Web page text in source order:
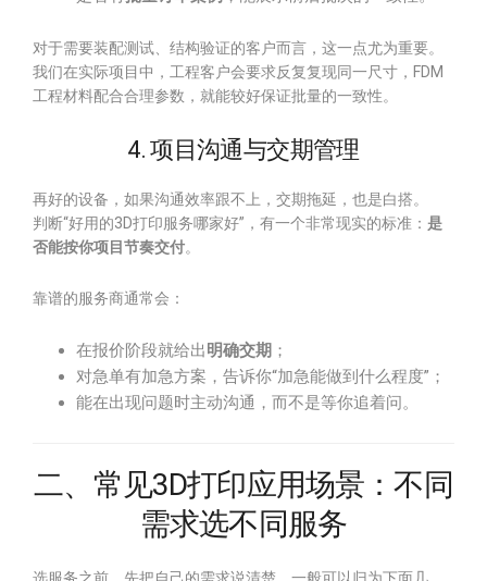
对于需要装配测试、结构验证的客户而言，这一点尤为重要。
我们在实际项目中，工程客户会要求反复复现同一尺寸，FDM
工程材料配合合理参数，就能较好保证批量的一致性。
4. 项目沟通与交期管理
再好的设备，如果沟通效率跟不上，交期拖延，也是白搭。
判断“好用的3D打印服务哪家好”，有一个非常现实的标准： 是
否能按你项目节奏交付。
靠谱的服务商通常会：
在报价阶段就给出明确交期 ；
对急单有加急方案，告诉你“加急能做到什么程度”；
能在出现问题时主动沟通，而不是等你追着问。
二、常见3D打印应用场景：不同
需求选不同服务